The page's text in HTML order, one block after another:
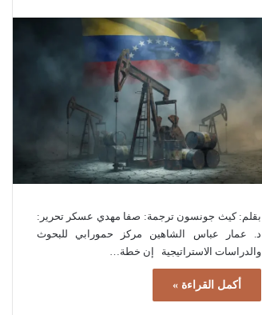
بقلم: كيث جونسون ترجمة: صفا مهدي عسكر تحرير:
د. عمار عباس الشاهين مركز حمورابي للبحوث
والدراسات الاستراتيجية إن خطة…
أكمل القراءة »